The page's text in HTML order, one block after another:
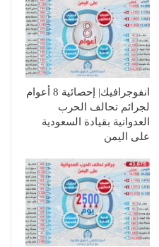
انفوجرافيك| إحصائية 8 أعوام
لجرائم تحالف الحرب
العدوانية بقيادة السعودية
على اليمن